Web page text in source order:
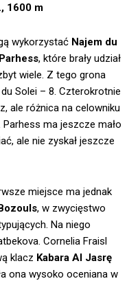
1600 m
wykorzystać Najem du
Parhess, które brały udział
wiele. Z tego grona
Solei – 8. Czterokrotnie
ale różnica na celowniku
Parhess ma jeszcze mało
ale nie zyskał jeszcze
miejsce ma jednak
, w zwycięstwo
Na niego
Cornelia Fraisl
klacz Kabara Al Jasrę
ona wysoko oceniana w